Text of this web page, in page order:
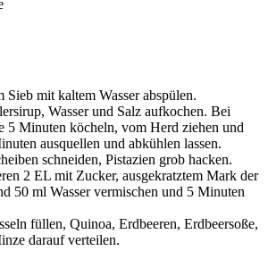
Sieb mit kaltem Wasser abspülen.
Wasser und Salz aufkochen. Bei
5 Minuten köcheln, vom Herd ziehen und
ausquellen und abkühlen lassen.
schneiden, Pistazien grob hacken.
2 EL mit Zucker, ausgekratztem Mark der
50 ml Wasser vermischen und 5 Minuten
füllen, Quinoa, Erdbeeren, Erdbeersoße,
darauf verteilen.